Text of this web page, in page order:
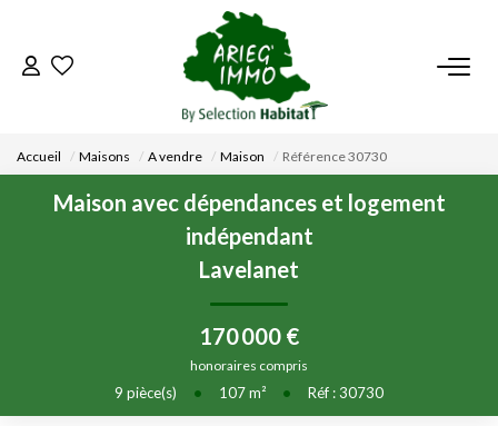
ACCUEIL
NOS BIENS
VENDRE UN BIEN
DÉPOSEZ VOTRE RECHERCHE
NOUS REJOINDRE
Accueil Maisons A vendre Maison Référence 30730
Maison avec dépendances et logement
indépendant
Lavelanet
170 000 €
honoraires compris
9 pièce(s) • 107m² • Réf : 30730